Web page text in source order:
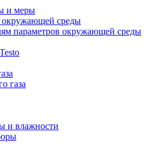
и меры
окружающей среды
параметров окружающей среды
газа
и влажности